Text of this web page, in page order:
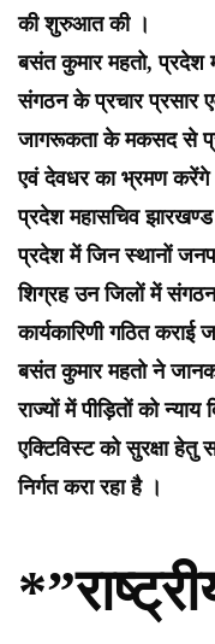
की शुरुआत की ।
बसंत कुमार महतो, प्रदेश
संगठन के प्रचार प्रसार
जागरूकता के मकसद से
एवं देवधर का भ्रमण करेंगे
प्रदेश महासचिव
प्रदेश में जिन स्थानों
शिग्रह उन जिलों में संगठन
कार्यकारिणी गठित कराई
बसंत कुमार महतो ने
राज्यों में पीड़ितों को
एक्टिविस्ट को सुरक्षा
निर्गत करा रहा है ।